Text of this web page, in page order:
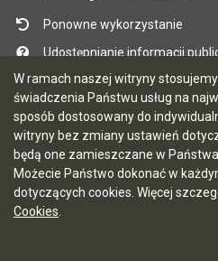
W ramach naszej witryny
świadczenia Państwu usług na
sposób dostosowany do
witryny bez zmiany ustawień
będą one zamieszczane w
Możecie Państwo dokonać w
dotyczących cookies. Więcej
Cookies
Ponowne wykorzystanie
Udostępnianie informacji
Mapa serwisu
Instrukcja obsługi
Statystyki oglądalności
Ostatnia aktualizacja BIP:
CMS i hosting: